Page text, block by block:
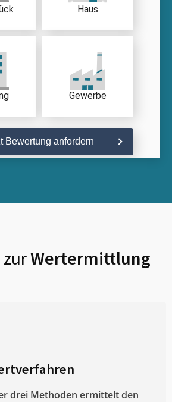
Haus
Gewerbe
Bewertung anfordern
Wertermittlung
drei Methoden ermittelt den